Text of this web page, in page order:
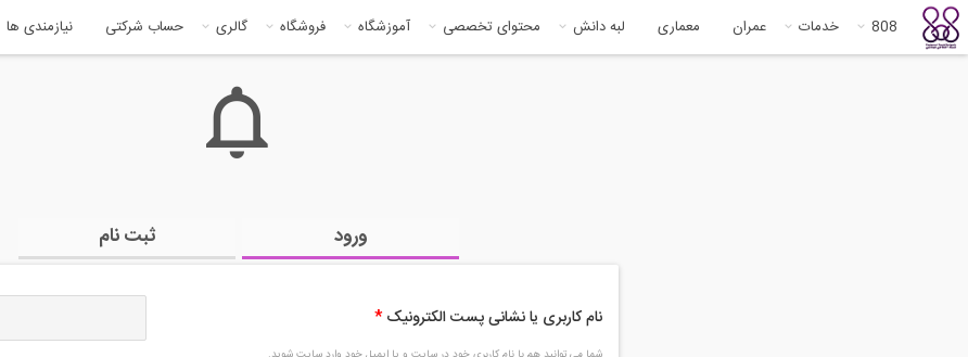
808 خدمات عمران معماری لبه دانش محتوای تخصصی آموزشگاه فروشگاه گالری حساب شرکتی نیازمندی ها
ورود ثبت نام
نام کاربری یا نشانی پست الکترونیک *